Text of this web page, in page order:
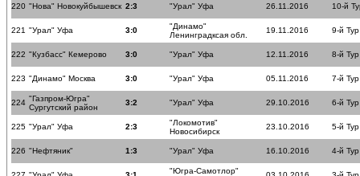
220 "Нова" Новокуйбышевск 2:3 "Урал" Уфа 26.11.2016 10-й
221 "Урал" Уфа 3:0
"Динамо"
Ленинградксая обл.
19.11.2016 9-й Тур
222 "Кузбасс" Кемерово 3:0 "Урал" Уфа 12.11.2016 8-й Тур
223 "Динамо" Москва 3:0 "Урал" Уфа 05.11.2016 7-й Тур
224 "Газпром-Югра"
Сургутский район
3:2 "Урал" Уфа 29.10.2016 6-й Тур
225 "Урал" Уфа 2:3
"Локомотив"
Новосибирск
23.10.2016 5-й Тур
226 "Нефтяник" 1:3 "Урал" Уфа 16.10.2016 4-й Тур
"Югра-Самотлор"